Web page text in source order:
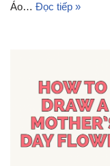
Áo… Đọc tiếp »